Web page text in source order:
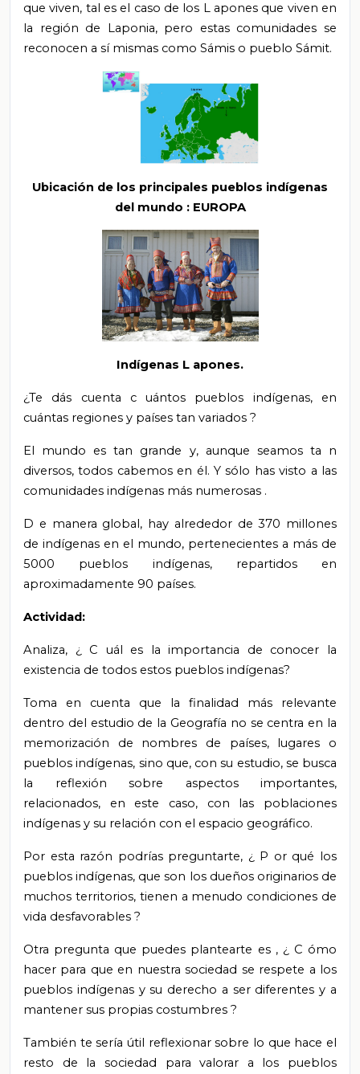
que viven, tal es el caso de los L apones que viven en
la región de Laponia, pero estas comunidades se
reconocen a sí mismas como Sámis o pueblo Sámit.
Ubicación de los principales pueblos indígenas
del mundo : EUROPA
Indígenas L apones.
¿Te dás cuenta cuántos pueblos indígenas, en
cuántas regiones y países tan variados ?
El mundo es tan grande y, aunque seamos ta n
diversos, todos cabemos en él. Y sólo has visto a las
comunidades indígenas más numerosas .
D e manera global, hay alrededor de 370 millones
de indígenas en el mundo, pertenecientes a más de
5000 pueblos indígenas, repartidos en
aproximadamente 90 países.
Actividad:
Analiza, ¿C uál es la importancia de conocer la
existencia de todos estos pueblos indígenas?
Toma en cuenta que la finalidad más relevante
dentro del estudio de la Geografía no se centra en la
memorización de nombres de países, lugares o
pueblos indígenas, sino que, con su estudio, se busca
la reflexión sobre aspectos importantes,
relacionados, en este caso, con las poblaciones
indígenas y su relación con el espacio geográfico.
Por esta razón podrías preguntarte, ¿ P or qué los
pueblos indígenas, que son los dueños originarios de
muchos territorios, tienen a menudo condiciones de
vida desfavorables ?
Otra pregunta que puedes plantearte es , ¿ C ómo
hacer para que en nuestra sociedad se respete a los
pueblos indígenas y su derecho a ser diferentes y a
mantener sus propias costumbres ?
También tesería útil reflexionar sobre lo que hace el
resto de la sociedad para valorar a los pueblos